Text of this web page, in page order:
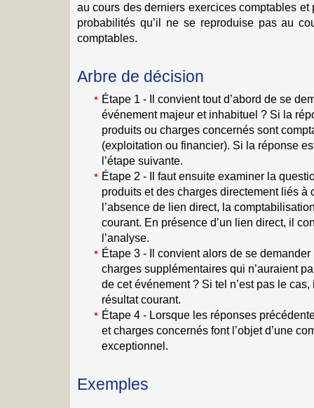
au cours des derniers exercices comptables
probabilités qu’il ne se reproduise pas au
comptables.
Arbre de décision
Étape 1 - Il convient tout d’abord de se
événement majeur et inhabituel ? Si la
produits ou charges concernés sont
(exploitation ou financier). Si la réponse
l’étape suivante.
Étape 2 - Il faut ensuite examiner la
produits et des charges directement liés à
l’absence de lien direct, la
courant. En présence d’un lien direct, il
l’analyse.
Étape 3 - Il convient alors de se demander
charges supplémentaires qui n’auraient
de cet événement ? Si tel n’est pas le
résultat courant.
Étape 4 - Lorsque les réponses
et charges concernés font l’objet d’une
exceptionnel.
Exemples